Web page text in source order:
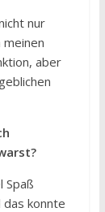
nur
aber
Spaß
das konnte